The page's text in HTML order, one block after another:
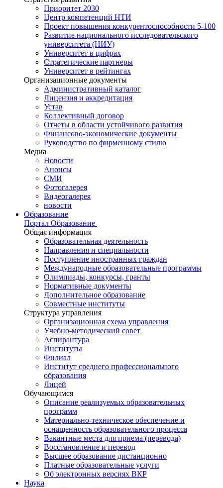
Приоритет 2030
Центр компетенций НТИ
Проект повышения конкурентоспособности 5-100
Развитие национального исследовательского
университета (НИУ)
Университет в цифрах
Стратегические партнеры
Университет в рейтингах
Организационные документы
Административный каталог
Лицензия и аккредитация
Устав
Коллективный договор
Отчеты в области устойчивого развития
Финансово-экономические документы
Руководство по фирменному стилю
Медиа
Новости
Анонсы
СМИ
Фотогалерея
Видеогалерея
новости
Образование
Портал Образование
Общая информация
Образовательная деятельность
Направления и специальности
Поступление иностранных граждан
Международные образовательные программы
Олимпиады, конкурсы, гранты
Нормативные документы
Дополнительное образование
Совместные институты
Структура управления
Организационная схема управления
Учебно-методический совет
Аспирантура
Институты
Филиал
Институт среднего профессионального
образования
Лицей
Обучающимся
Описание реализуемых образовательных
программ
Материально-техническое обеспечение и
оснащенность образовательного процесса
Вакантные места для приема (перевода)
Восстановление и перевод
Высшее образование дистанционно
Платные образовательные услуги
Об электронных версиях ВКР
Наука